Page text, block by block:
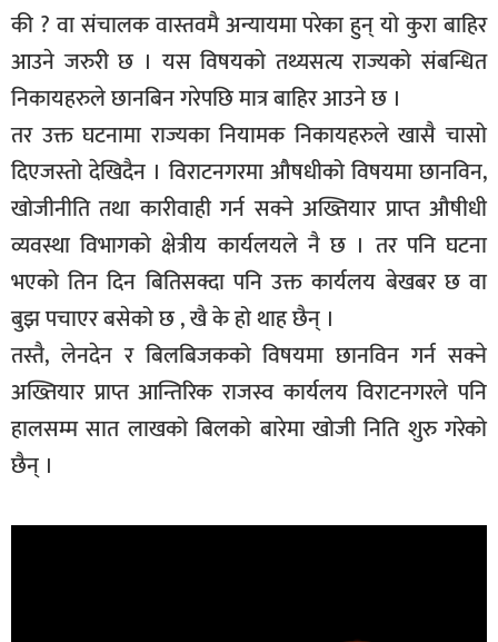
की ? वा संचालक वास्तवमै अन्यायमा परेका हुन् यो कुरा बाहिर
आउने जरुरी छ । यस विषयको तथ्यसत्य राज्यको संबन्धित
निकायहरुले छानबिन गरेपछि मात्र बाहिर आउने छ ।
तर उक्त घटनामा राज्यका नियामक निकायहरुले खासै चासो
दिएजस्तो देखिदैन । विराटनगरमा औषधीको विषयमा छानविन,
खोजीनीति तथा कारीवाही गर्न सक्ने अख्तियार प्राप्त औषीधी
व्यवस्था विभागको क्षेत्रीय कार्यलयले नै छ । तर पनि घटना
भएको तिन दिन बितिसक्दा पनि उक्त कार्यलय बेखबर छ वा
बुझ पचाएर बसेको छ , खै के हो थाह छैन् ।
तस्तै, लेनदेन र बिलबिजकको विषयमा छानविन गर्न सक्ने
अख्तियार प्राप्त आन्तिरिक राजस्व कार्यलय विराटनगरले पनि
हालसम्म सात लाखको बिलको बारेमा खोजी निति शुरु गरेको
छैन् ।